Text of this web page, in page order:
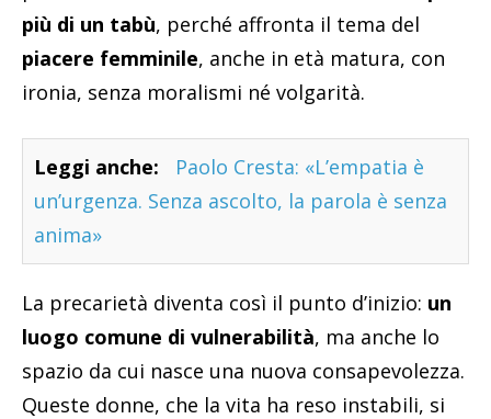
più di un tabù, perché affronta il tema del
piacere femminile, anche in età matura, con
ironia, senza moralismi né volgarità.
Leggi anche:
Paolo Cresta: «L’empatia è
un’urgenza. Senza ascolto, la parola è senza
anima»
La precarietà diventa così il punto d’inizio: un
luogo comune di vulnerabilità, ma anche lo
spazio da cui nasce una nuova consapevolezza.
Queste donne, che la vita ha reso instabili, si